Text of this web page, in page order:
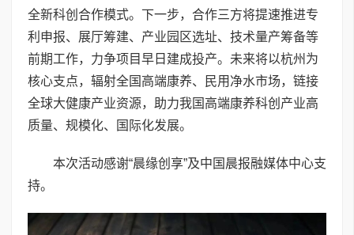
全新科创合作模式。下一步，合作三方将提速推进专
利申报、展厅筹建、产业园区选址、技术量产筹备等
前期工作，力争项目早日建成投产。未来将以杭州为
核心支点，辐射全国高端康养、民用净水市场，链接
全球大健康产业资源，助力我国高端康养科创产业高
质量、规模化、国际化发展。
本次活动感谢“晨缘创享”及中国晨报融媒体中心支
持。